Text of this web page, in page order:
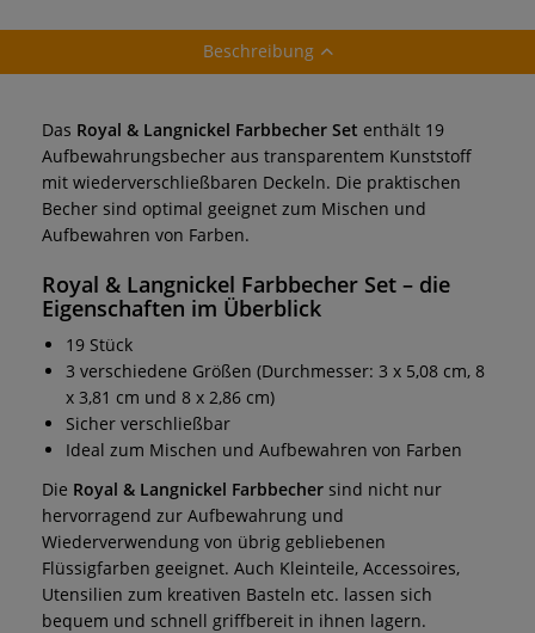
Beschreibung
Das Royal & Langnickel Farbbecher Set enthält 19
Aufbewahrungsbecher aus transparentem Kunststoff
mit wiederverschließbaren Deckeln. Die praktischen
Becher sind optimal geeignet zum Mischen und
Aufbewahren von Farben.
Royal & Langnickel Farbbecher Set – die
Eigenschaften im Überblick
19 Stück
3 verschiedene Größen (Durchmesser: 3 x 5,08 cm, 8
x 3,81 cm und 8 x 2,86 cm)
Sicher verschließbar
Ideal zum Mischen und Aufbewahren von Farben
Die Royal & Langnickel Farbbecher sind nicht nur
hervorragend zur Aufbewahrung und
Wiederverwendung von übrig gebliebenen
Flüssigfarben geeignet. Auch Kleinteile, Accessoires,
Utensilien zum kreativen Basteln etc. lassen sich
bequem und schnell griffbereit in ihnen lagern.